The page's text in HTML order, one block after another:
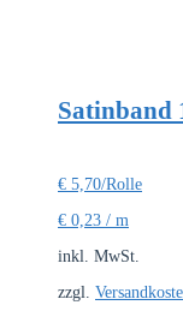
Satinband
€ 5,70/Rolle
€ 0,23 / m
inkl. MwSt.
zzgl.